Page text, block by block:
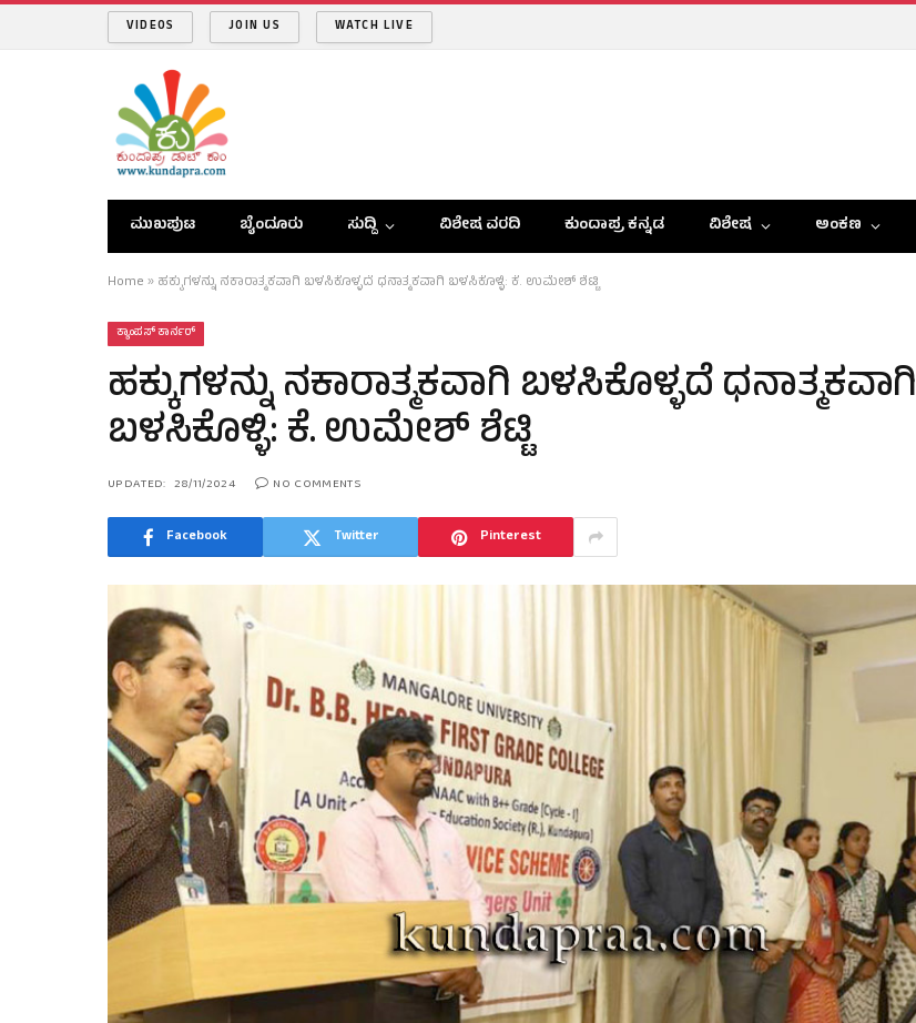
VIDEOS JOIN US WATCH LIVE
ಮುಖಪುಟ ಬೈಂದೂರು ಸುದ್ದಿ ವಿಶೇಷ ವರದಿ ಕುಂದಾಪ್ರ ಕನ್ನಡ ವಿಶೇಷ ಅಂಕಣ
Home » ಹಕ್ಕುಗಳನ್ನು ನಕಾರಾತ್ಮಕವಾಗಿ ಬಳಸಿಕೊಳ್ಳದೆ ಧನಾತ್ಮಕವಾಗಿ ಬಳಸಿಕೊಳ್ಳಿ: ಕೆ. ಉಮೇಶ್ ಶೆಟ್ಟಿ
ಕ್ಯಾಂಪಸ್ ಕಾರ್ನರ್
ಹಕ್ಕುಗಳನ್ನು ನಕಾರಾತ್ಮಕವಾಗಿ ಬಳಸಿಕೊಳ್ಳದೆ ಧನಾತ್ಮಕವಾಗಿ
ಬಳಸಿಕೊಳ್ಳಿ: ಕೆ. ಉಮೇಶ್ ಶೆಟ್ಟಿ
UPDATED: 28/11/2024 NO COMMENTS
Facebook Twitter Pinterest